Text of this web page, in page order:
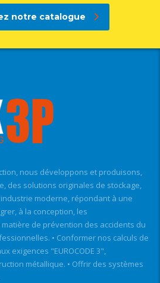
notre catalogue
nous développons et produisons,
des solutions originales de stockage,
moderne, répondant à une
à la conception, les
matière de prévention des accidents du
• Conformer nos calculs de
exigences "EUROCODE 3",
métallique. • Offrir des systèmes